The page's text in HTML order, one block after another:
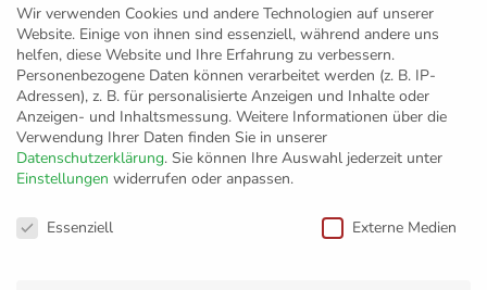
„Es ist jedes Mal
Wir verwenden Cookies und andere Technologien auf unserer
Website. Einige von ihnen sind essenziell, während andere uns
helfen, diese Website und Ihre Erfahrung zu verbessern.
Personenbezogene Daten können verarbeitet werden (z. B. IP-
Adressen), z. B. für personalisierte Anzeigen und Inhalte oder
Anzeigen- und Inhaltsmessung. Weitere Informationen über die
Verwendung Ihrer Daten finden Sie in unserer
Datenschutzerklärung. Sie können Ihre Auswahl jederzeit unter
Einstellungen widerrufen oder anpassen.
Datenschutzeinstellungen
Essenziell Externe Medien